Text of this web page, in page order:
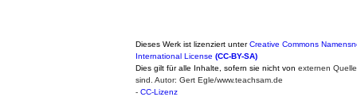
Dieses Werk ist lizenziert unterCreative Commons
International License (CC-BY-SA)
Dies gilt für alle Inhalte, sofern sie nicht von externen
sind. Autor: Gert Egle/www.teachsam.de
- CC-Lizenz